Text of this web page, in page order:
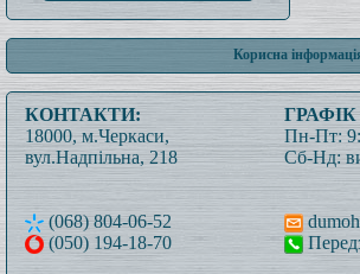
Корисна
КОНТАКТИ:
18000, м.Черкаси,
вул.Надпільна, 218
(068) 804-06-52
(050) 194-18-70
Пн-Пт:
Сб-Нд: